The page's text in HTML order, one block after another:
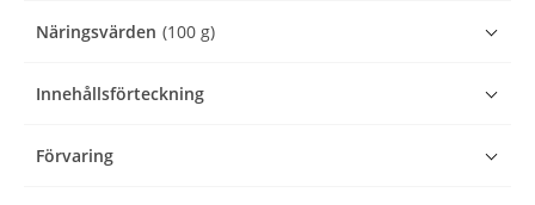
Näringsvärden (100 g)
Innehållsförteckning
Förvaring